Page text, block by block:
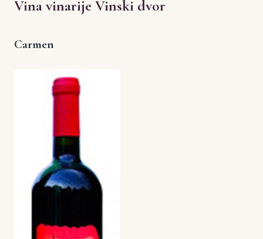
Vina vinarije Vinski dvor
Carmen